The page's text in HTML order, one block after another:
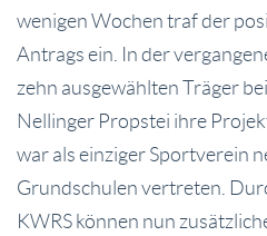
wenigen Wochen traf der
Antrags ein. In der
zehn ausgewählten Träger
Nellinger Propstei ihre
war als einziger Sportverein
Grundschulen vertreten.
KWRS können nun